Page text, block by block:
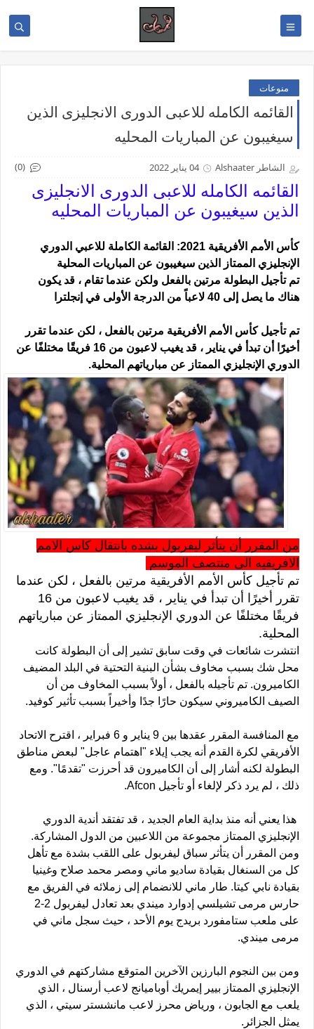
منوعات
القائمه الكامله للاعبى الدورى الانجليزى الذين
سيغيبون عن المباريات المحليه
الشاطر Alshaater 04 يناير 2022 (0)
القائمه الكامله للاعبى الدورى الانجليزى
الذين سيغيبون عن المباريات المحليه
كأس الأمم الأفريقية 2021: القائمة الكاملة للاعبي الدوري
الإنجليزي الممتاز الذين سيغيبون عن المباريات المحلية
تم تأجيل البطولة مرتين بالفعل ولكن عندما تقام ، قد يكون
هناك ما يصل إلى 40 لاعباً من الدرجة الأولى في إنجلترا
تم تأجيل كأس الأمم الأفريقية مرتين بالفعل ، لكن عندما تقرر
أخيرًا أن تبدأ في يناير ، قد يغيب لاعبون من 16 فريقًا مختلفًا عن
الدوري الإنجليزي الممتاز عن مبارياتهم المحلية.
من المقرر أن يتأثر ليفربول بشده بانتقال كاس الامم
الافريقيه الى منتصف الموسم
تم تأجيل كأس الأمم الأفريقية مرتين بالفعل ، لكن عندما
تقرر أخيرًا أن تبدأ في يناير ، قد يغيب لاعبون من 16
فريقًا مختلفًا عن الدوري الإنجليزي الممتاز عن مبارياتهم
المحلية.
انتشرت شائعات في وقت سابق تشير إلى أن البطولة كانت
محل شك بسبب مخاوف بشأن البنية التحتية في البلد المضيف
الكاميرون. تم تأجيله بالفعل ، أولاً بسبب المخاوف من أن
الصيف الكاميروني سيكون حارًا جدًا وأخيراً بسبب تأثير كوفيد.
مع المنافسة المقرر عقدها بين 9 يناير و 6 فبراير ، اقترح الاتحاد
الأفريقي لكرة القدم أنه يجب إيلاء "اهتمام عاجل" لبعض مناطق
البطولة لكنه أشار إلى أن الكاميرون قد أحرزت "تقدمًا". ومع
ذلك ، لم يرد ذكر لإلغاء أو تأجيل Afcon.
هذا يعني أنه منذ بداية العام الجديد ، قد تفتقد أندية الدوري
الإنجليزي الممتاز مجموعة من اللاعبين من الدول المشاركة.
ومن المقرر أن يتأثر سباق ليفربول على اللقب بشدة مع تأهل
كل من السنغال بقيادة ساديو ماني ومصر محمد صلاح وغينيا
بقيادة نابي كيتا. طار ماني للانضمام إلى زملائه في الفريق مع
حارس مرمى تشيلسي إدوارد ميندي بعد تعادل ليفربول 2-2
على ملعب ستامفورد بريدج يوم الأحد ، حيث سجل ماني في
مرمى ميندي.
ومن بين النجوم البارزين الآخرين المتوقع مشاركتهم في الدوري
الإنجليزي الممتاز بيير إيمريك أوباميانج لاعب أرسنال ، الذي
يلعب مع الجابون ، ورياض محرز لاعب مانشستر سيتي ، الذي
يمثل الجزائر.